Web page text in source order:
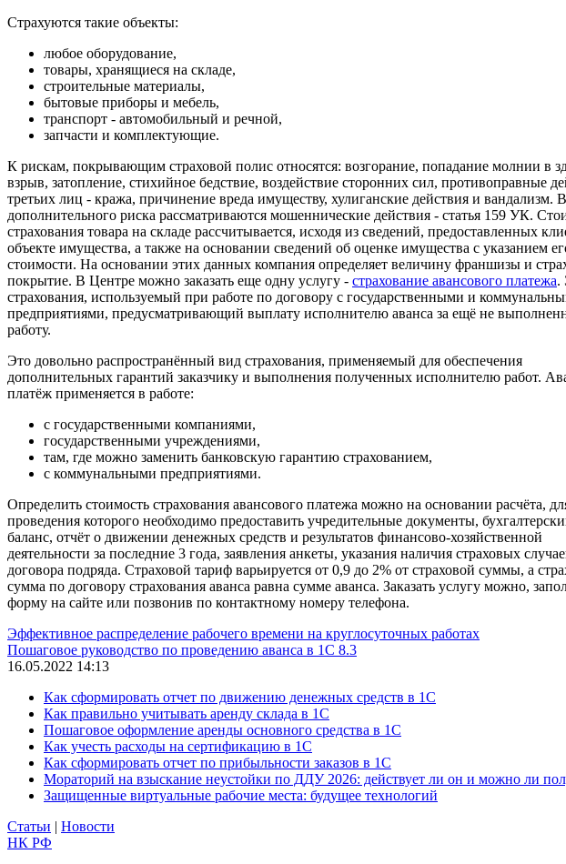
Страхуются такие объекты:
любое оборудование,
товары, хранящиеся на складе,
строительные материалы,
бытовые приборы и мебель,
транспорт - автомобильный и речной,
запчасти и комплектующие.
К рискам, покрывающим страховой полис относятся: возгорание, попадание молнии в
взрыв, затопление, стихийное бедствие, воздействие сторонних сил, противоправные
третьих лиц - кража, причинение вреда имуществу, хулиганские действия и вандализм. В
дополнительного риска рассматриваются мошеннические действия - статья 159 УК.
страхования товара на складе рассчитывается, исходя из сведений, предоставленных
объекте имущества, а также на основании сведений об оценке имущества с указанием
стоимости. На основании этих данных компания определяет величину франшизы и
покрытие. В Центре можно заказать еще одну услугу - страхование авансового платежа.
страхования, используемый при работе по договору с государственными и
предприятиями, предусматривающий выплату исполнителю аванса за ещё не
работу.
Это довольно распространённый вид страхования, применяемый для обеспечения
дополнительных гарантий заказчику и выполнения полученных исполнителю работ.
платёж применяется в работе:
с государственными компаниями,
государственными учреждениями,
там, где можно заменить банковскую гарантию страхованием,
с коммунальными предприятиями.
Определить стоимость страхования авансового платежа можно на основании расчёта,
проведения которого необходимо предоставить учредительные документы,
баланс, отчёт о движении денежных средств и результатов финансово-хозяйственной
деятельности за последние 3 года, заявления анкеты, указания наличия страховых
договора подряда. Страховой тариф варьируется от 0,9 до 2% от страховой суммы, а
сумма по договору страхования аванса равна сумме аванса. Заказать услугу можно,
форму на сайте или позвонив по контактному номеру телефона.
Эффективное распределение рабочего времени на круглосуточных работах
Пошаговое руководство по проведению аванса в 1С 8.3
16.05.2022 14:13
Как сформировать отчет по движению денежных средств в 1С
Как правильно учитывать аренду склада в 1С
Пошаговое оформление аренды основного средства в 1С
Как учесть расходы на сертификацию в 1С
Как сформировать отчет по прибыльности заказов в 1С
Мораторий на взыскание неустойки по ДДУ 2026: действует ли он и можно ли
Защищенные виртуальные рабочие места: будущее технологий
Статьи | Новости
НК РФ